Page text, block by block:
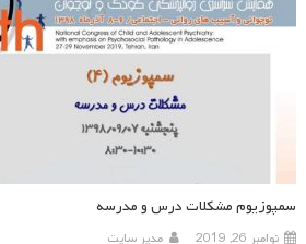
سمپوزیوم مشکلات درس و مدرسه
نوامبر 26, 2019 مدیر سایت